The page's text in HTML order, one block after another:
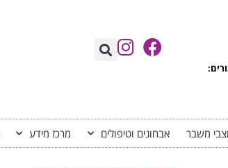
משבר אבחונים וטיפולים מרכז מידע